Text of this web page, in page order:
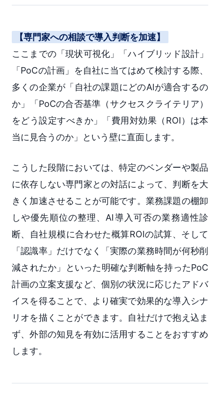
【専門家への相談で導入判断を加速】
ここまでの「現状可視化」「ハイブリッド設計」
「PoCの計画」を自社に当てはめて検討する際、
多くの企業が「自社の課題にどのAIが適合するの
か」「PoCの合否基準（サクセスクライテリア）
をどう設定すべきか」「費用対効果（ROI）は本
当に見合うのか」という壁に直面します。
こうした段階においては、特定のベンダーや製品
に依存しない専門家との対話によって、判断を大
きく加速させることが可能です。業務課題の棚卸
しや優先順位の整理、AI導入可否の業務適性診
断、自社規模に合わせた概算ROIの試算、そして
「認識率」だけでなく「実際の業務時間が何秒削
減されたか」といった明確な判断軸を持ったPoC
計画の立案支援など、個別の状況に応じたアドバ
イスを得ることで、より確実で効果的な導入シナ
リオを描くことができます。自社だけで抱え込ま
ず、外部の知見を有効に活用することをおすすめ
します。